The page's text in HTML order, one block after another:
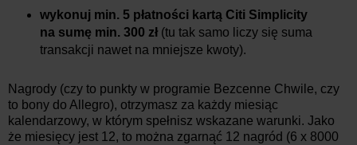
wykonuj min. 5 płatności kartą Citi Simplicity
na sumę min. 300 zł (tu tak samo liczy się suma
transakcji nawet na mniejsze kwoty).
Nagrody (czy to punkty w programie Bezcenne Chwile, czy
to bony do Allegro), otrzymasz za każdy miesiąc
kalendarzowy, w którym spełnisz wskazane warunki. Jako
że miesięcy jest 12, to można zgarnąć 12 nagród (6 x 8000